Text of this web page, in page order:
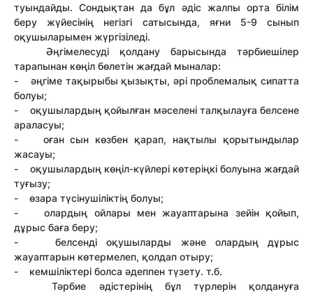
туындайды. Сондықтан да бұл әдіс жалпы орта білім
беру жүйесінің негізгі сатысында, яғни 5-9 сынып
оқушыларымен жүргізіледі.
Әңгімелесуді қолдану барысында тәрбиешілер
тарапынан көңіл бөлетін жағдай мыналар:
- әңгіме тақырыбы қызықты, әрі проблемалық сипатта
болуы;
- оқушылардың қойылған мәселені талқылауға белсене
араласуы;
- оған сын көзбен қарап, нақтылы қорытындылар
жасауы;
- оқушылардың көңіл-күйлері көтеріңкі болуына жағдай
туғызу;
- өзара түсінушіліктің болуы;
- олардың ойлары мен жауаптарына зейін қойып,
дұрыс баға беру;
- белсенді оқушыларды және олардың дұрыс
жауаптарын көтермелеп, қолдап отыру;
- кемшіліктері болса әдеппен түзету. т.б.
Тәрбие әдістерінің бұл түрлерін қолдануға